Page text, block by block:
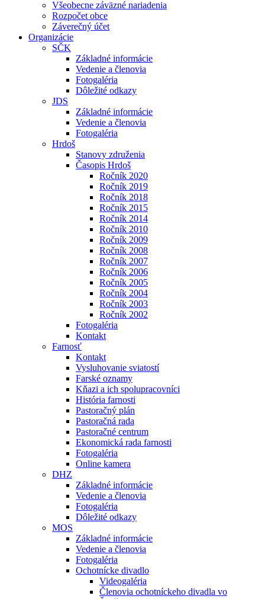
Všeobecne záväzné nariadenia
Rozpočet obce
Záverečný účet
Organizácie
SČK
Základné informácie
Vedenie a členovia
Fotogaléria
Dôležité odkazy
JDS
Základné informácie
Vedenie a členovia
Fotogaléria
Hrdoš
Stanovy združenia
Časopis Hrdoš
Ročník 2020
Ročník 2019
Ročník 2018
Ročník 2015
Ročník 2014
Ročník 2010
Ročník 2009
Ročník 2008
Ročník 2007
Ročník 2006
Ročník 2005
Ročník 2004
Ročník 2003
Ročník 2002
Fotogaléria
Kontakt
Farnosť
Kontakt
Vysluhovanie sviatostí
Farské oznamy
Kňazi a ich spolupracovníci
História farnosti
Pastoračný plán
Pastoračná rada
Pastoračné centrum
Ekonomická rada farnosti
Fotogaléria
Online kamera
DHZ
Základné informácie
Vedenie a členovia
Fotogaléria
Dôležité odkazy
MOS
Základné informácie
Vedenie a členovia
Fotogaléria
Ochotnícke divadlo
Videogaléria
Členovia ochotníckeho divadla vo